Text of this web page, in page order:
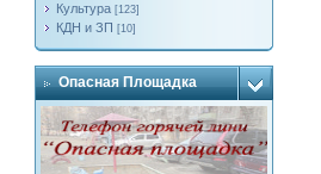
Культура [123]
КДН и ЗП [10]
Опасная Площадка